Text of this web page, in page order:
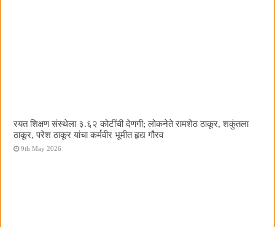
रयत शिक्षण संस्थेला ३.६२ कोटींची देणगी; लोकनेते रामशेठ ठाकूर, शकुंतला
ठाकूर, परेश ठाकूर यांचा कर्मवीर भूमीत हृद्य गौरव
9th May 2026